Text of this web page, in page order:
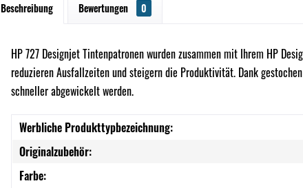
Beschreibung Bewertungen 0
HP 727 Designjet Tintenpatronen wurden zusammen mit Ihrem HP
reduzieren Ausfallzeiten und steigern die Produktivität. Dank
schneller abgewickelt werden.
Werbliche Produkttypbezeichnung:
Originalzubehör:
Farbe: